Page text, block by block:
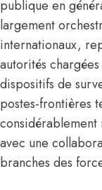
publique en
largement
internationaux,
autorités
dispositifs de
postes-frontières
considérablement
avec une
branches des